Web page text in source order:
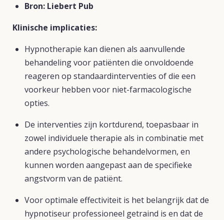
Bron: Liebert Pub
Klinische implicaties:
Hypnotherapie kan dienen als aanvullende
behandeling voor patiënten die onvoldoende
reageren op standaardinterventies of die een
voorkeur hebben voor niet-farmacologische
opties.
De interventies zijn kortdurend, toepasbaar in
zowel individuele therapie als in combinatie met
andere psychologische behandelvormen, en
kunnen worden aangepast aan de specifieke
angstvorm van de patiënt.
Voor optimale effectiviteit is het belangrijk dat de
hypnotiseur professioneel getraind is en dat de